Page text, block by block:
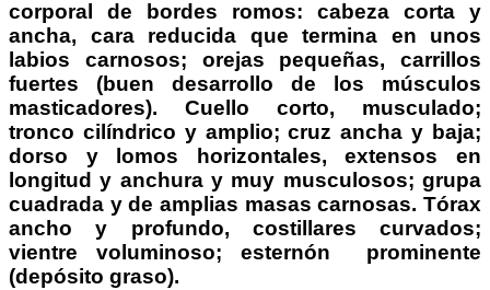
corporal de bordes romos: cabeza corta y
ancha, cara reducida que termina en unos
labios carnosos; orejas pequeñas, carrillos
fuertes (buen desarrollo de los músculos
masticadores). Cuello corto, musculado;
tronco cilíndrico y amplio; cruz ancha y baja;
dorso y lomos horizontales, extensos en
longitud y anchura y muy musculosos; grupa
cuadrada y de amplias masas carnosas. Tórax
ancho y profundo, costillares curvados;
vientre voluminoso; esternón prominente
(depósito graso).